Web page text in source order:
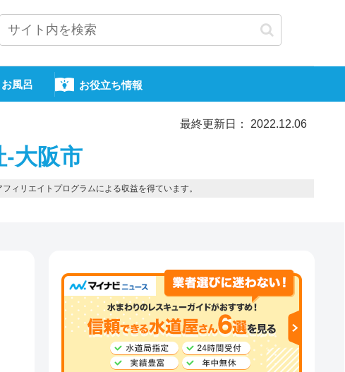
お風呂 お役立ち情報
最終更新日： 2022.12.06
-大阪市
ィリエイトプログラムによる収益を得ています。